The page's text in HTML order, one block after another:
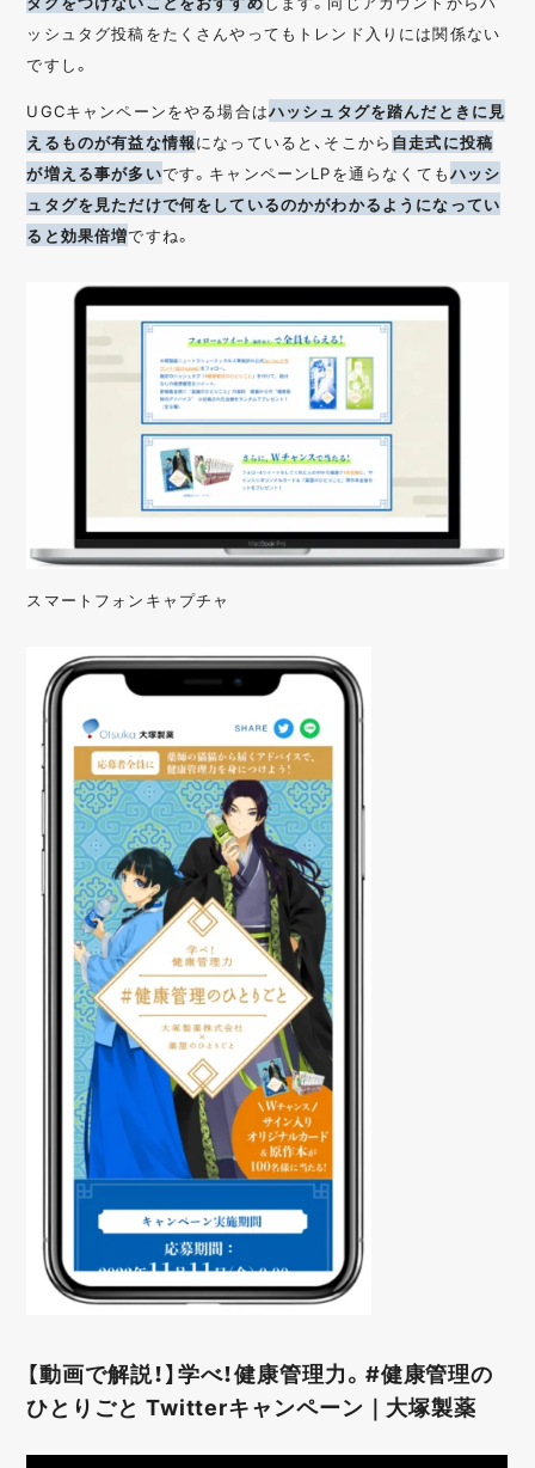
ッシュタグ投稿をたくさんやってもトレンド入りには関係ない
ですし。
UGCキャンペーンをやる場合はハッシュタグを踏んだときに見
えるものが有益な情報になっていると、そこから 自走式に投稿
が増える事が多いです。キャンペーンLPを通らなくてもハッシ
ュタグを見ただけで何をしているのかがわかるようになってい
ると効果倍増ですね。
スマートフォンキャプチャ
【動画で解説！】学べ！健康管理力。#健康管理の
ひとりごと Twitterキャンペーン｜大塚製薬